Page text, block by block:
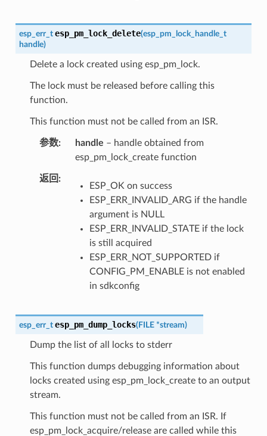
esp_err_t esp_pm_lock_delete(esp_pm_lock_handle_t
handle)
Delete a lock created using esp_pm_lock.
The lock must be released before calling this
function.
This function must not be called from an ISR.
参数 handle – handle obtained from
esp_pm_lock_create function
返回
ESP_OK on success
ESP_ERR_INVALID_ARG if the handle
argument is NULL
ESP_ERR_INVALID_STATE if the lock
is still acquired
ESP_ERR_NOT_SUPPORTED if
CONFIG_PM_ENABLE is not enabled
in sdkconfig
esp_err_t esp_pm_dump_locks(FILE *stream)
Dump the list of all locks to stderr
This function dumps debugging information about
locks created using esp_pm_lock_create to an output
stream.
This function must not be called from an ISR. If
esp_pm_lock_acquire/release are called while this